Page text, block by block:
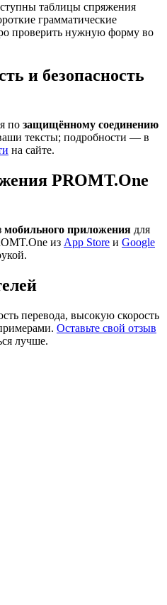
таблицы спряжения
грамматические
проверить нужную форму во
и безопасность
по защищённому соединению
тексты; подробности — в
на сайте.
PROMT.One
мобильного приложения для
из App Store и Google
перевода, высокую скорость
Оставьте свой отзыв
лучше.